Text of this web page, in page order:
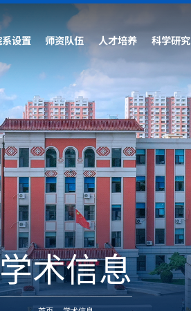
系设置 师资队伍 人才培养 科学研究
学术信息